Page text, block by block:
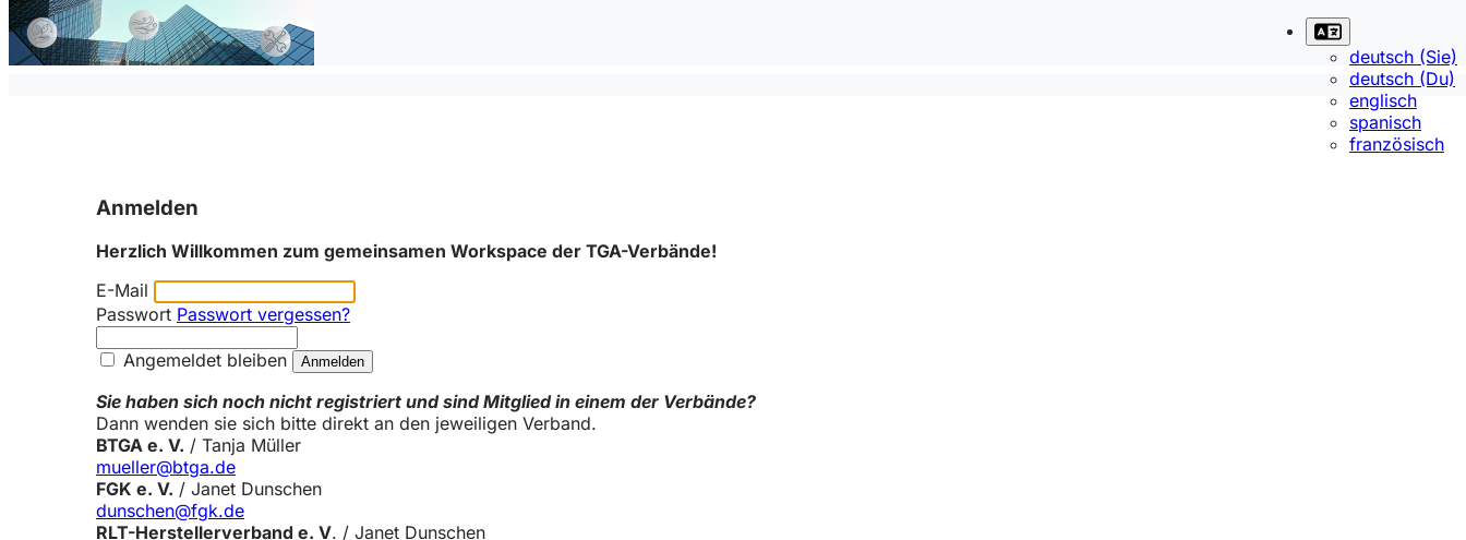
deutsch (Sie)
deutsch (Du)
englisch
spanisch
französisch
Anmelden
Herzlich Willkommen zum gemeinsamen Workspace der TGA-Verbände!
E-Mail
Passwort Passwort vergessen?
Angemeldet bleiben
Sie haben sich noch nicht registriert und sind Mitglied in einem der Verbände?
Dann wenden sie sich bitte direkt an den jeweiligen Verband.
BTGA e. V. / Tanja Müller
mueller@btga.de
FGK e. V. / Janet Dunschen
dunschen@fgk.de
RLT-Herstellerverband e. V. / Janet Dunschen